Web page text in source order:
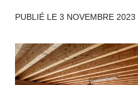
PUBLIÉ LE 3 NOVEMBRE 2023